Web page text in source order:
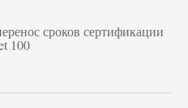
сроков сертификации
100